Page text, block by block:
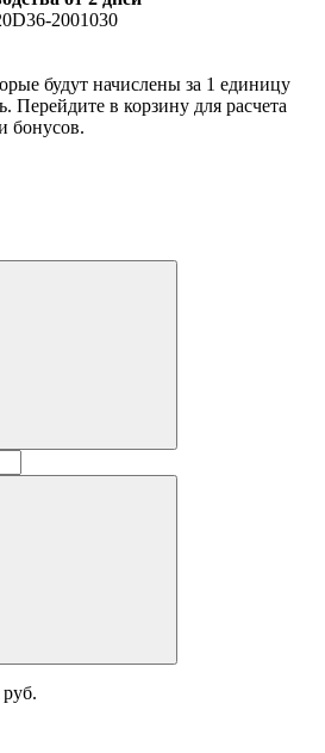
2001030
будут начислены за 1 единицу
Перейдите в корзину для расчета
бонусов.